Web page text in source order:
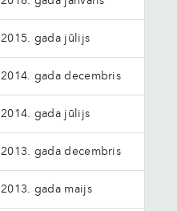
2015. gada jūlijs
2014. gada decembris
2014. gada jūlijs
2013. gada decembris
2013. gada maijs